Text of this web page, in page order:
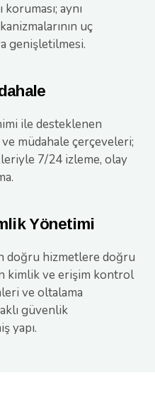
aynı
uç
genişletilmesi.
ile desteklenen
müdahale çerçeveleri;
7/24 izleme, olay
Yönetimi
doğru hizmetlere doğru
kimlik ve erişim kontrol
ve oltalama
güvenlik
yapı.